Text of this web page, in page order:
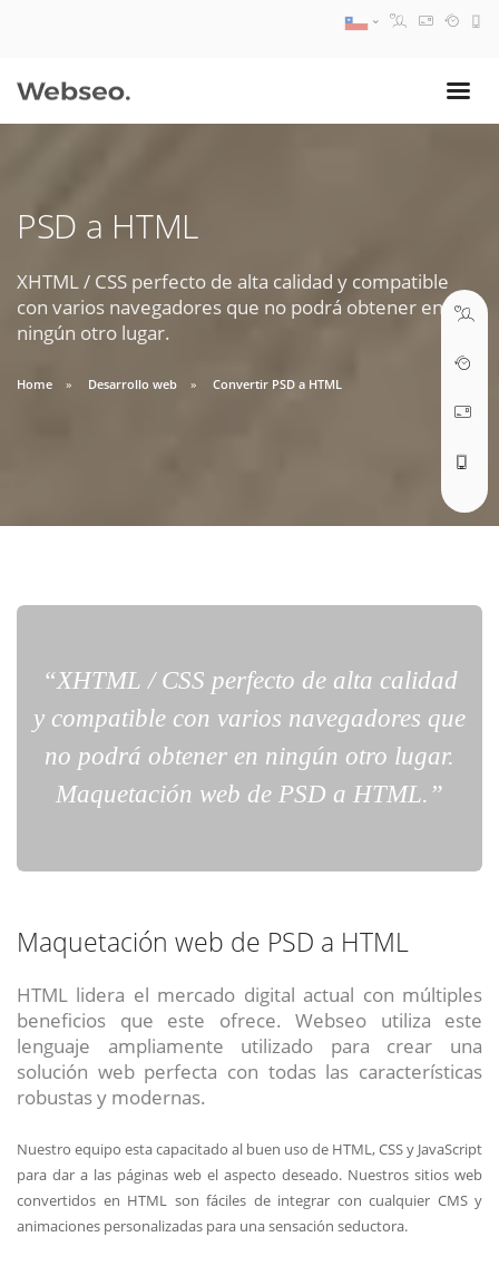
PSD a HTML
XHTML / CSS perfecto de alta calidad y compatible
con varios navegadores que no podrá obtener en
ningún otro lugar.
Home Desarrollo web Convertir PSD a HTML
“XHTML / CSS perfecto de alta calidad
y compatible con varios navegadores que
no podrá obtener en ningún otro lugar.
Maquetación web de PSD a HTML.”
Maquetación web de PSD a HTML
HTML lidera el mercado digital actual con múltiples
beneficios que este ofrece. Webseo utiliza este
lenguaje ampliamente utilizado para crear una
solución web perfecta con todas las características
robustas y modernas.
Nuestro equipo esta capacitado al buen uso de HTML, CSS y JavaScript
para dar a las páginas web el aspecto deseado. Nuestros sitios web
convertidos en HTML son fáciles de integrar con cualquier CMS y
animaciones personalizadas para una sensación seductora.
09:30 AM A 18:30 PM
soporte@webseo.cl